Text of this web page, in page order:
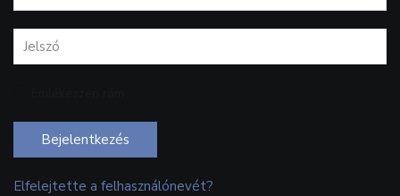
Bejelentkezés
Elfelejtette a felhasználónevét?